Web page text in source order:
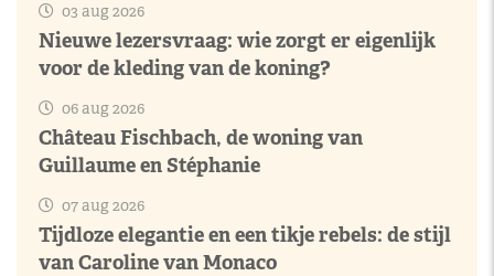
03 aug 2026
Nieuwe lezersvraag: wie zorgt er eigenlijk
voor de kleding van de koning?
06 aug 2026
Château Fischbach, de woning van
Guillaume en Stéphanie
07 aug 2026
Tijdloze elegantie en een tikje rebels: de stijl
van Caroline van Monaco